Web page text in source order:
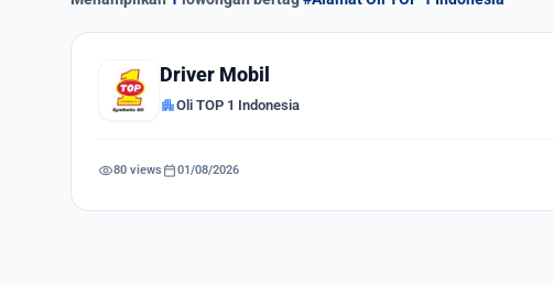
Driver Mobil
apartmentOli TOP 1 Indonesia
visibility80 views calendar_today01/08/2026